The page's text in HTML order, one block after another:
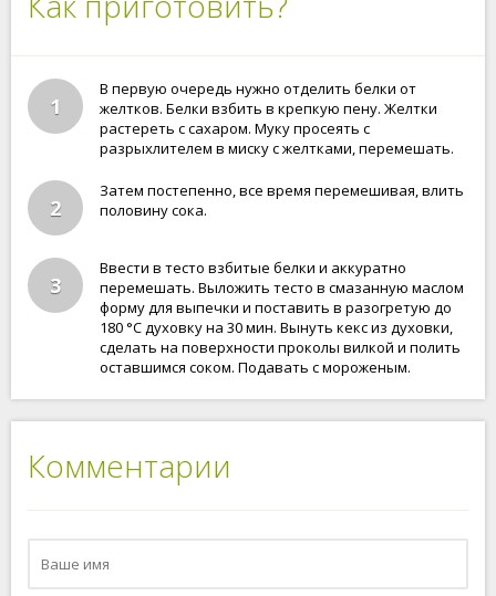
1
В первую очередь нужно отделить белки от
желтков. Белки взбить в крепкую пену. Желтки
растереть с сахаром. Муку просеять с
разрыхлителем в миску с желтками, перемешать.
2
Затем постепенно, все время перемешивая, влить
половину сока.
3
Ввести в тесто взбитые белки и аккуратно
перемешать. Выложить тесто в смазанную маслом
форму для выпечки и поставить в разогретую до
180 °С духовку на 30 мин. Вынуть кекс из духовки,
сделать на поверхности проколы вилкой и полить
оставшимся соком. Подавать с мороженым.
Комментарии